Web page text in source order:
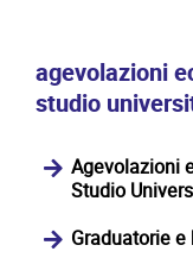
agevolazioni
studio
Agevolazioni
Studio
Graduatorie e